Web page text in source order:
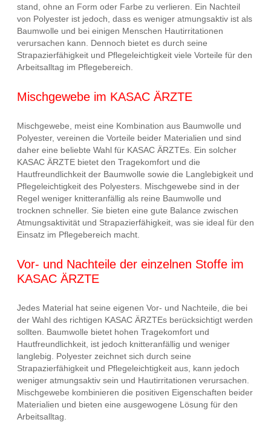
stand, ohne an Form oder Farbe zu verlieren. Ein Nachteil
von Polyester ist jedoch, dass es weniger atmungsaktiv ist als
Baumwolle und bei einigen Menschen Hautirritationen
verursachen kann. Dennoch bietet es durch seine
Strapazierfähigkeit und Pflegeleichtigkeit viele Vorteile für den
Arbeitsalltag im Pflegebereich.
Mischgewebe im KASAC ÄRZTE
Mischgewebe, meist eine Kombination aus Baumwolle und
Polyester, vereinen die Vorteile beider Materialien und sind
daher eine beliebte Wahl für KASAC ÄRZTEs. Ein solcher
KASAC ÄRZTE bietet den Tragekomfort und die
Hautfreundlichkeit der Baumwolle sowie die Langlebigkeit und
Pflegeleichtigkeit des Polyesters. Mischgewebe sind in der
Regel weniger knitteranfällig als reine Baumwolle und
trocknen schneller. Sie bieten eine gute Balance zwischen
Atmungsaktivität und Strapazierfähigkeit, was sie ideal für den
Einsatz im Pflegebereich macht.
Vor- und Nachteile der einzelnen Stoffe im
KASAC ÄRZTE
Jedes Material hat seine eigenen Vor- und Nachteile, die bei
der Wahl des richtigen KASAC ÄRZTEs berücksichtigt werden
sollten. Baumwolle bietet hohen Tragekomfort und
Hautfreundlichkeit, ist jedoch knitteranfällig und weniger
langlebig. Polyester zeichnet sich durch seine
Strapazierfähigkeit und Pflegeleichtigkeit aus, kann jedoch
weniger atmungsaktiv sein und Hautirritationen verursachen.
Mischgewebe kombinieren die positiven Eigenschaften beider
Materialien und bieten eine ausgewogene Lösung für den
Arbeitsalltag.